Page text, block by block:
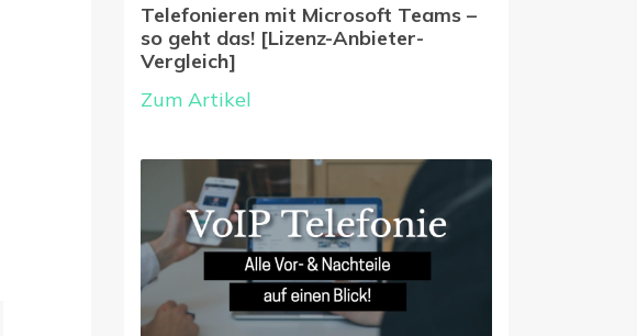
Telefonieren mit Microsoft Teams –
so geht das! [Lizenz-Anbieter-
Vergleich]
Zum Artikel